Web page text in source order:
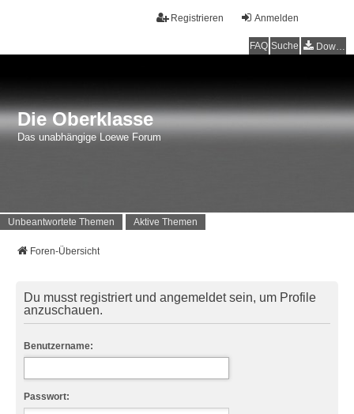
Anmelden
Registrieren
FAQ Suche Downloads
Die Oberklasse
Das unabhängige Loewe Forum
Unbeantwortete Themen Aktive Themen
Foren-Übersicht
Du musst registriert und angemeldet sein, um Profile
anzuschauen.
Benutzername:
Passwort: